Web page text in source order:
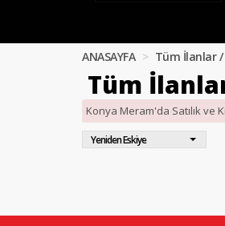
ANASAYFA Tüm İlanlar /
Tüm
Konya Meram'da Satılık ve
Yeniden Eskiye